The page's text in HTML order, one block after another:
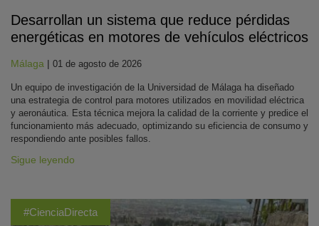
Desarrollan un sistema que reduce pérdidas
energéticas en motores de vehículos eléctricos
Málaga | 01 de agosto de 2026
Un equipo de investigación de la Universidad de Málaga ha diseñado
una estrategia de control para motores utilizados en movilidad eléctrica
y aeronáutica. Esta técnica mejora la calidad de la corriente y predice el
funcionamiento más adecuado, optimizando su eficiencia de consumo y
respondiendo ante posibles fallos.
Sigue leyendo
#CienciaDirecta